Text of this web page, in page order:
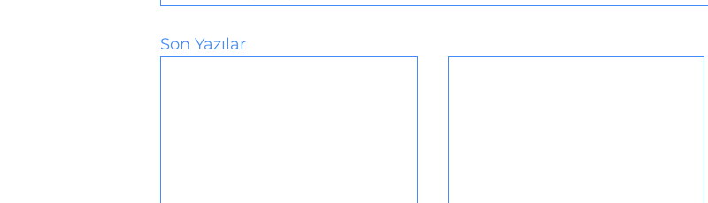
Son Yazılar